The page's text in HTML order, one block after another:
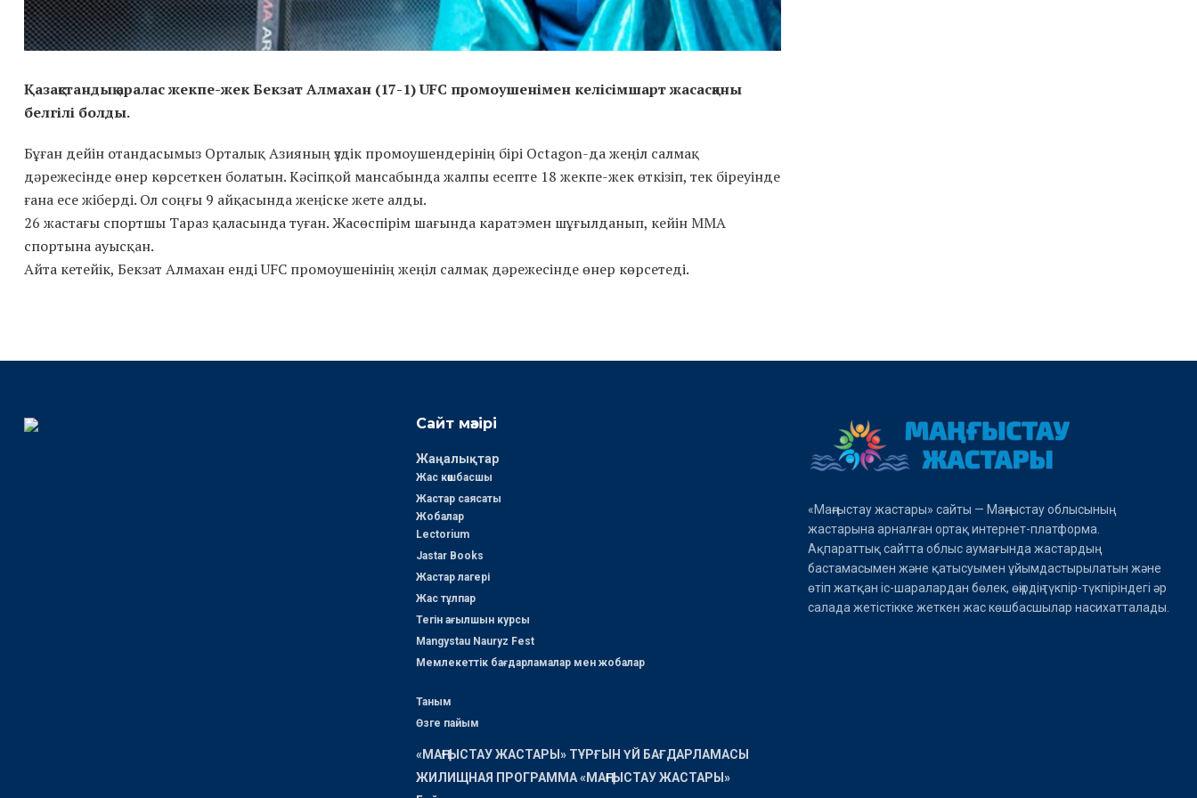
Қазақстандық аралас жекпе-жек Бекзат Алмахан (17-1) UFC промоушенімен келісімшарт жасасқаны
белгілі болды.
Бұған дейін отандасымыз Орталық Азияның үздік промоушендерінің бірі Octagon-да жеңіл салмақ
дәрежесінде өнер көрсеткен болатын. Кәсіпқой мансабында жалпы есепте 18 жекпе-жек өткізіп, тек біреуінде
ғана есе жіберді. Ол соңғы 9 айқасында жеңіске жете алды.
26 жастағы спортшы Тараз қаласында туған. Жасөспірім шағында каратэмен шұғылданып, кейін ММА
спортына ауысқан.
Айта кетейік, Бекзат Алмахан енді UFC промоушенінің жеңіл салмақ дәрежесінде өнер көрсетеді.
Сайт мәзірі
Жаңалықтар
Жас көшбасшы
Жастар саясаты
Жобалар
Lectorium
Jastar Books
Жастар лагері
Жас тұлпар
Тегін ағылшын курсы
Mangystau Nauryz Fest
Мемлекеттік бағдарламалар мен жобалар
Таным
Өзге пайым
«МАҢҒЫСТАУ ЖАСТАРЫ» ТҰРҒЫН ҮЙ БАҒДАРЛАМАСЫ
ЖИЛИЩНАЯ ПРОГРАММА «МАҢҒЫСТАУ ЖАСТАРЫ»
«Маңғыстау жастары» сайты — Маңғыстау облысының
жастарына арналған ортақ интернет-платформа.
Ақпараттық сайтта облыс аумағында жастардың
бастамасымен және қатысуымен ұйымдастырылатын және
өтіп жатқан іс-шаралардан бөлек, өңірдің түкпір-түкпіріндегі әр
салада жетістікке жеткен жас көшбасшылар насихатталады.